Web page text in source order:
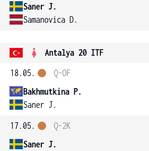
Saner J.
Samanovica D.
Antalya 20 ITF
18.05.
Bakhmutkina P.
Saner J.
Q-OF
17.05.
Saner J.
Q-2K